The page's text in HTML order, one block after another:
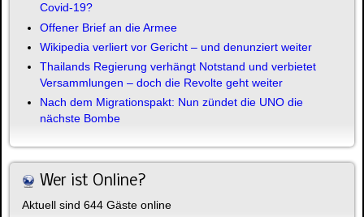
Covid-19?
Offener Brief an die Armee
Wikipedia verliert vor Gericht – und denunziert weiter
Thailands Regierung verhängt Notstand und verbietet
Versammlungen – doch die Revolte geht weiter
Nach dem Migrationspakt: Nun zündet die UNO die
nächste Bombe
Wer ist Online?
Aktuell sind 644 Gäste online